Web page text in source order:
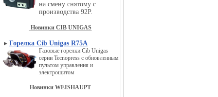
на смену снятому с
производства 92P.
Новинки CIB UNIGAS
▸ Горелка Cib Unigas R75A
Газовые горелки Cib Unigas
серии Tecnopress с обновленным
пультом управления и
электрощитом
Новинки WEISHAUPT